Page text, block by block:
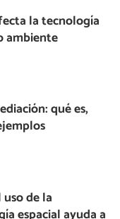
la tecnología
ambiente
qué es,
de la